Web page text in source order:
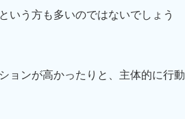
いう方も多いのではないでしょう
ョンが高かったりと、主体的に行動